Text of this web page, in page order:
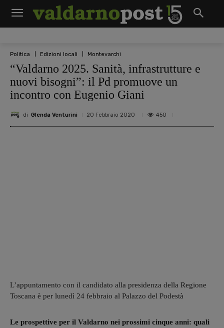
Politica Edizioni locali Montevarchi
“Valdarno 2025. Sanità, infrastrutture e
nuovi bisogni”: il Pd promuove un
incontro con Eugenio Giani
di Glenda Venturini 20 Febbraio 2020 450
L’appuntamento con il candidato alla presidenza della Regione
Toscana è per lunedì 24 febbraio al Palazzo del Podestà
Le prospettive per il Valdarno nei prossimi cinque anni: quali